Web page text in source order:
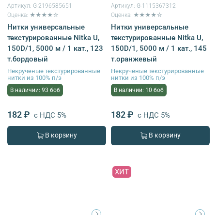
Артикул: G-2196585651
Оценка: ★★★★☆
Нитки универсальные
текстурированные Nitka U,
150D/1, 5000 м / 1 кат., 123
т.бордовый
Некрученые текстурированные
нитки из 100% п/э
В наличии: 93 боб
182 ₽ с НДС 5%
В корзину
Артикул: G-1115367312
Оценка: ★★★★☆
Нитки универсальные
текстурированные Nitka U,
150D/1, 5000 м / 1 кат., 145
т.оранжевый
Некрученые текстурированные
нитки из 100% п/э
В наличии: 10 боб
182 ₽ с НДС 5%
В корзину
ХИТ